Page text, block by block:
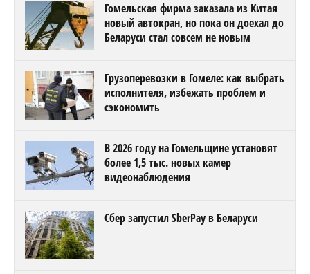
Гомельская фирма заказала из Китая
новый автокран, но пока он доехал до
Беларуси стал совсем не новым
Грузоперевозки в Гомеле: как выбрать
исполнителя, избежать проблем и
сэкономить
В 2026 году на Гомельщине установят
более 1,5 тыс. новых камер
видеонаблюдения
Сбер запустил SberPay в Беларуси